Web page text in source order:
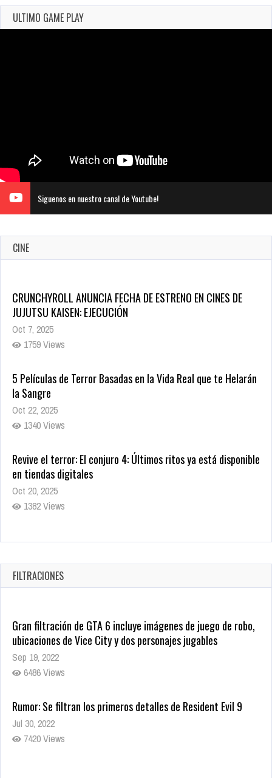
ULTIMO GAME PLAY
Siguenos en nuestro canal de Youtube!
CINE
CRUNCHYROLL ANUNCIA FECHA DE ESTRENO EN CINES DE
JUJUTSU KAISEN: EJECUCIÓN
Oct 7, 2025
1759 Views
5 Películas de Terror Basadas en la Vida Real que te Helarán
la Sangre
Oct 22, 2025
1340 Views
Revive el terror: El conjuro 4: Últimos ritos ya está disponible
en tiendas digitales
Oct 20, 2025
1382 Views
Warner Bros. lleva a las tiendas digitales su racha de
Oct 17, 2025
1438 Views
FILTRACIONES
Gran filtración de GTA 6 incluye imágenes de juego de robo,
ubicaciones de Vice City y dos personajes jugables
Sep 19, 2022
6486 Views
Rumor: Se filtran los primeros detalles de Resident Evil 9
Jul 30, 2022
7420 Views